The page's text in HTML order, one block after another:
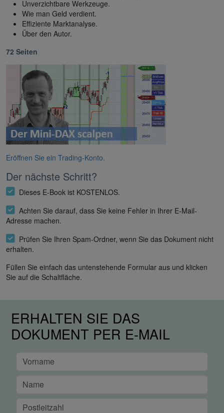
Unverzichtbare Werkzeuge.
Wie man Geld verdient.
Effiziente Marktanalyse.
Über den Autor.
72 Seiten
Eröffnen Sie ein Trading-Konto.
Der nächste Schritt?
Dieses E-Book ist KOSTENLOS.
Achten Sie darauf, dass Sie keine Fehler in Ihrer E-Mail-
Adresse machen.
Prüfen Sie Ihren Spam-Ordner, wenn Sie das Dokument nicht
erhalten.
Füllen Sie einfach das untenstehende Formular aus und klicken
Sie auf die Schaltfläche.
ERHALTEN SIE DAS
DOKUMENT PER E-MAIL